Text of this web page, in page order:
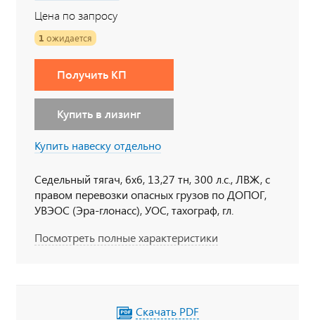
Цена по запросу
1 ожидается
Получить КП
Купить в лизинг
Купить навеску отдельно
Седельный тягач, 6х6, 13,27 тн, 300 л.с., ЛВЖ, с
правом перевозки опасных грузов по ДОПОГ,
УВЭОС (Эра-глонасс), УОС, тахограф, гл.
Посмотреть полные характеристики
Скачать PDF